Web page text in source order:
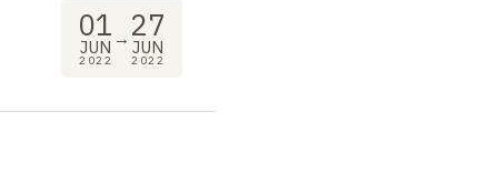
01
JUN
2022
→ 27
JUN
2022